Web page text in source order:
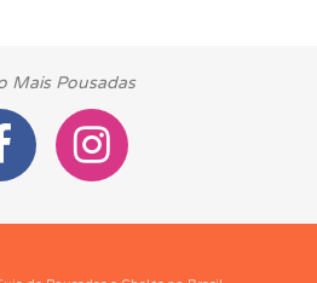
Mais Pousadas